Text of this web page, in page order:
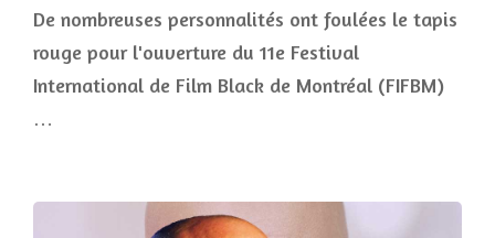
De nombreuses personnalités ont foulées le tapis
rouge pour l'ouverture du 11e Festival
International de Film Black de Montréal (FIFBM)
…